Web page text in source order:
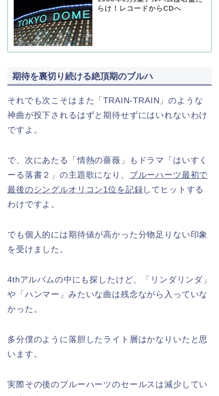
らけ！レコードからCDへ
期待を裏切り続ける絶頂期のブルハ
それでも次こそはまた「TRAIN-TRAIN」のような
神曲が投下されるはずと期待せずにはいれないわけ
ですよ。
で、次にあたる「情熱の薔薇」もドラマ「はいすく
ーる落書２」の主題歌になり、 ブルーハーツ最初で
最後のシングルオリコン1位を記録してヒットする
わけですよ。
でも個人的には期待値が高かった分物足りない印象
を受けました。
4thアルバムの中にも探したけど、「リンダリンダ」
や「ハンマー」みたいな曲は残念ながら入っていな
かった。
多分僕のように落胆したライト層はかなりいたと思
います。
実際その後のブルーハーツのセールスは減少してい